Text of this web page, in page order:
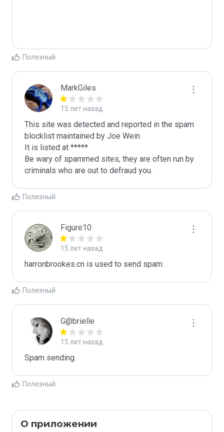
Полезный
MarkGiles
15 лет назад
This site was detected and reported in the spam
blocklist maintained by Joe Wein.
It is listed at *****
Be wary of spammed sites, they are often run by
criminals who are out to defraud you.
Полезный
Figure10
15 лет назад
harronbrookes.cn is used to send spam.
Полезный
G@brielle
15 лет назад
Spam sending.
Полезный
О приложении